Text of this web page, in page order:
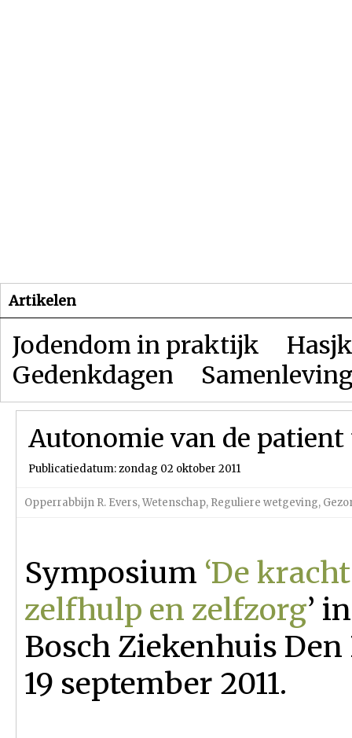
Artikelen
Jodendom in praktijk
Gedenkdagen
Autonomie van de
Publicatiedatum: zondag 02 oktober 2011
Opperrabbijn R. Evers,Wetenschap, Reguliere wetgeving,
Symposium ‘De
zelfhulp en zelfzorg’
Bosch Ziekenhuis Den
19 september 2011.